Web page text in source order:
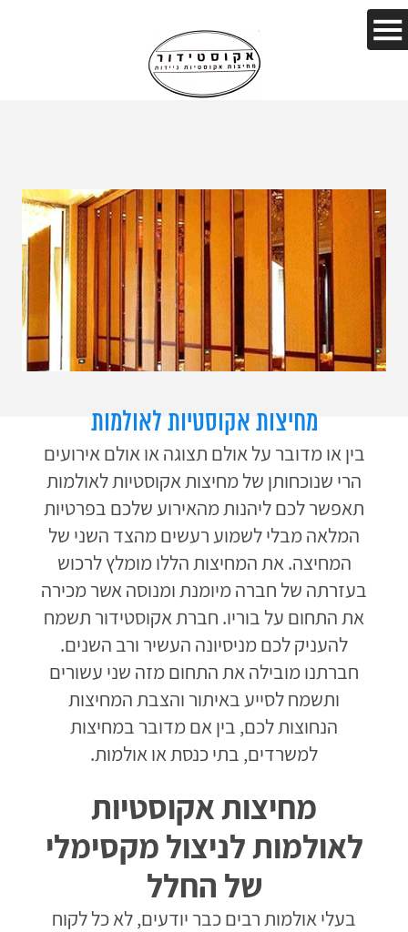
מחיצות אקוסטיות לאולמות
בין או מדובר על אולם תצוגה או אולם אירועים
הרי שנוכחותן של מחיצות אקוסטיות לאולמות
תאפשר לכם ליהנות מהאירוע שלכם בפרטיות
המלאה מבלי לשמוע רעשים מהצד השני של
המחיצה. את המחיצות הללו מומלץ לרכוש
בעזרתה של חברה מיומנת ומנוסה אשר מכירה
את התחום על בוריו. חברת אקוסטידור תשמח
להעניק לכם מניסיונה העשיר ורב השנים.
חברתנו מובילה את התחום מזה שני עשורים
ותשמח לסייע באיתור והצבת המחיצות
הנחוצות לכם, בין אם מדובר במחיצות
למשרדים, בתי כנסת או אולמות.
מחיצות אקוסטיות
לאולמות לניצול מקסימלי
של החלל
בעלי אולמות רבים כבר יודעים, לא כל לקוח